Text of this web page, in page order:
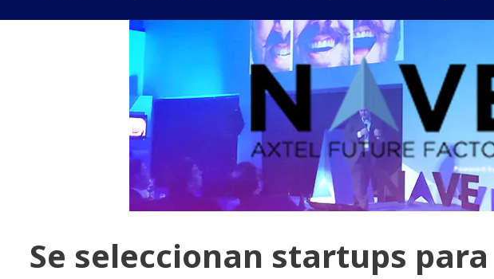
Se seleccionan startups